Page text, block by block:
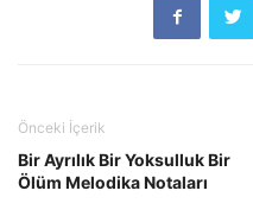
Önceki İçerik
Bir Ayrılık Bir Yoksulluk Bir
Ölüm Melodika Notaları